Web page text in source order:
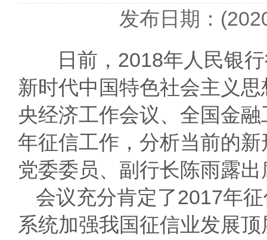
发布日期：
日前， 2018年人民银
新时代中国特色社会主义
央经济工作会议、全国金
年征信工作，分析当前的
党委委员、副行长陈雨露
会议充分肯定了2017年
系统加强我国征信业发展